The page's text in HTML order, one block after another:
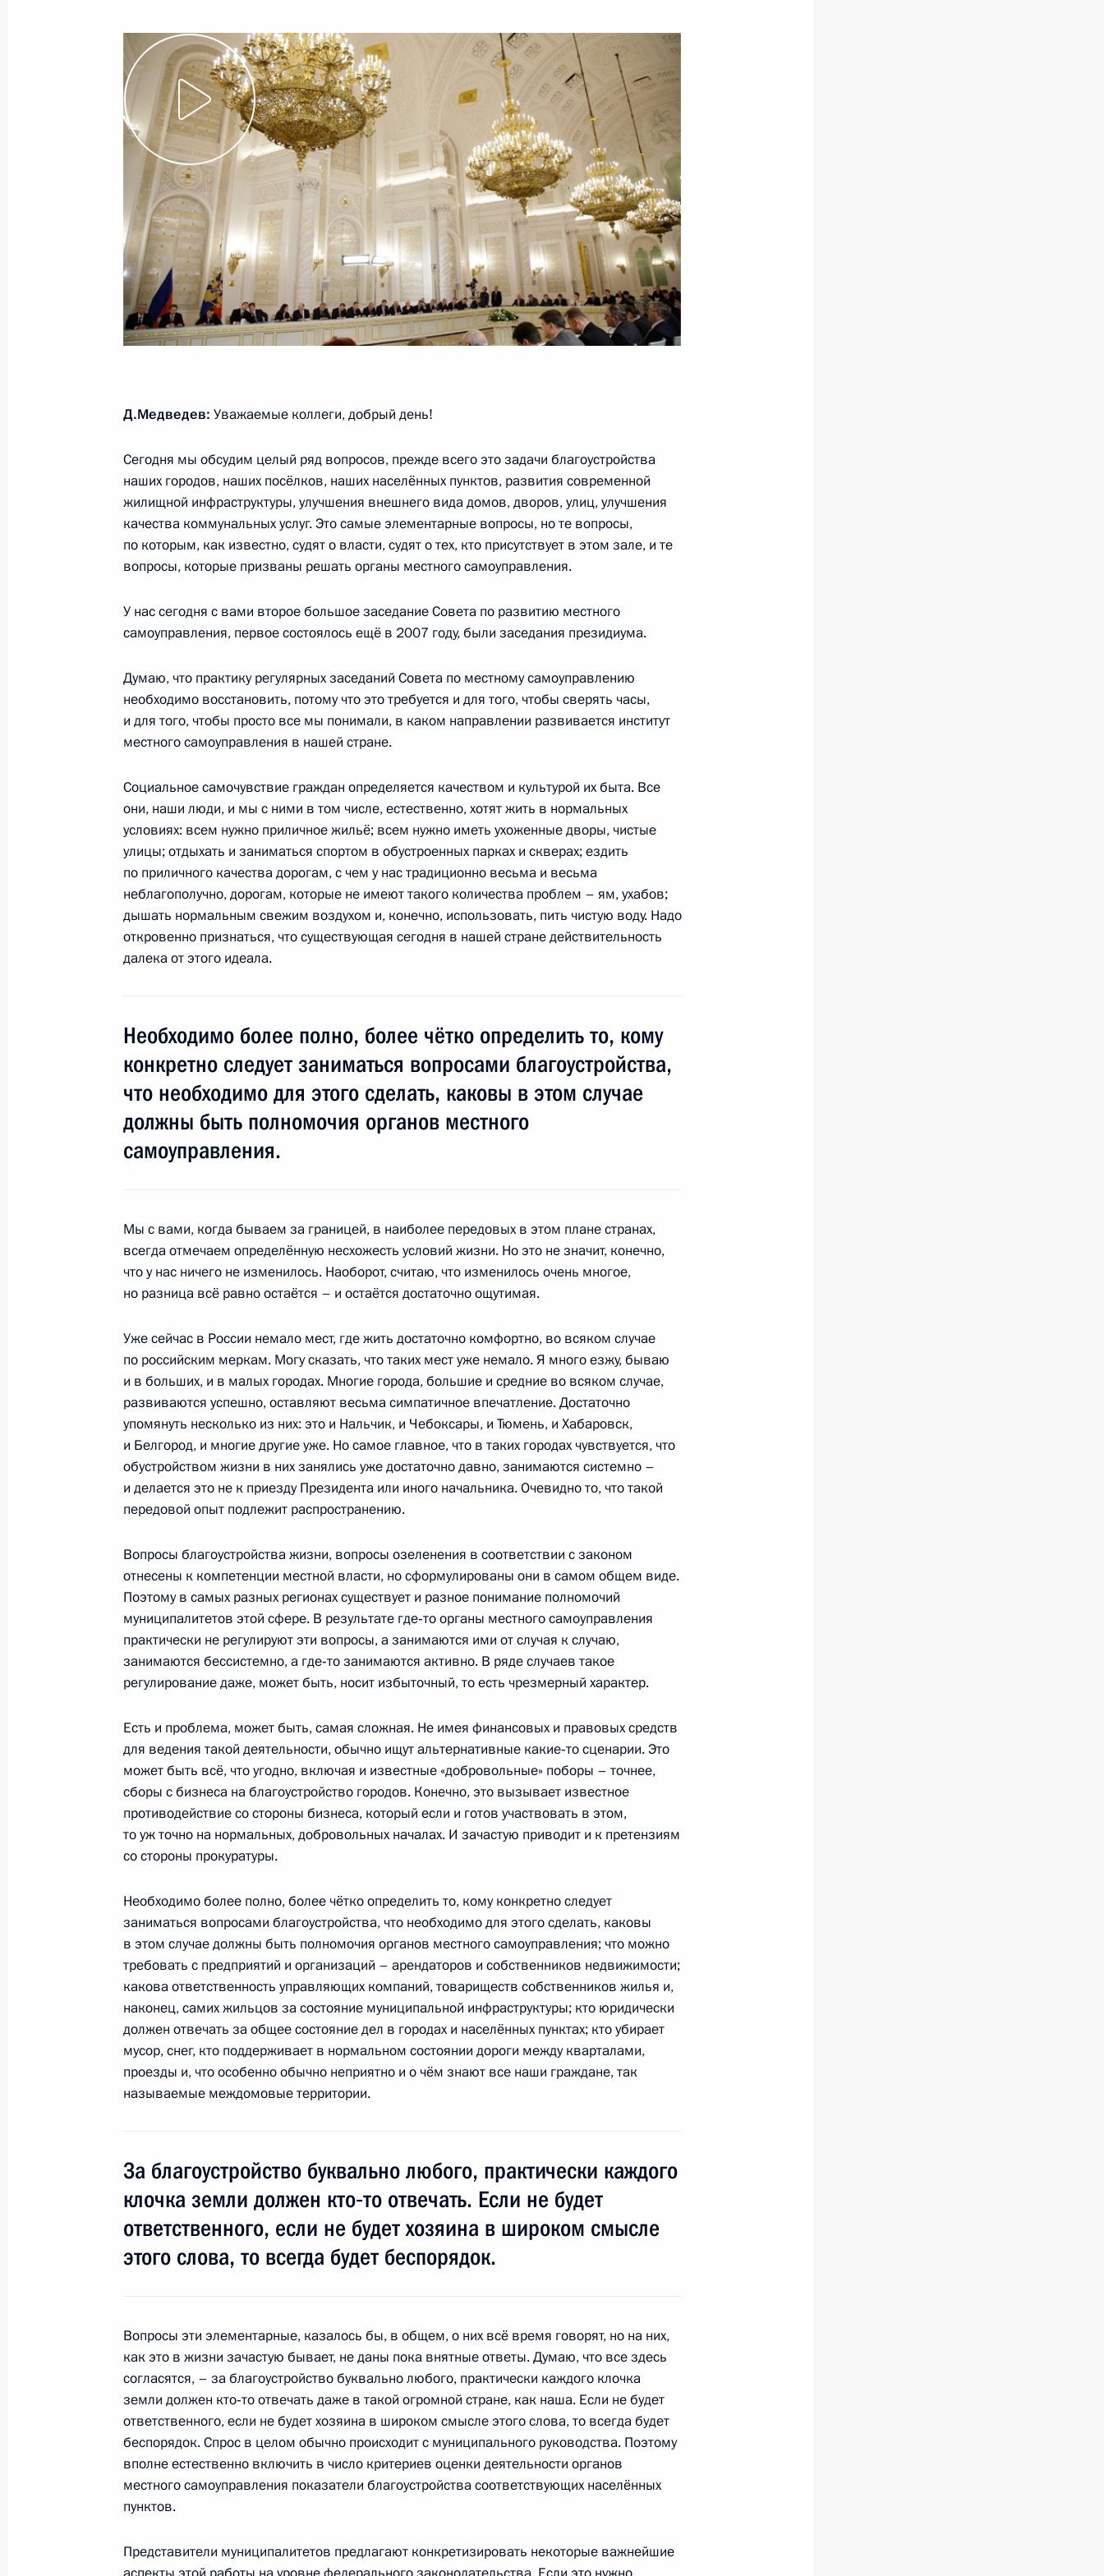
Показать следующие материалы
Опубликовано обращение Дмитрия Медведева к читателям
кипрской газеты «Филэлефтерос»
7 октября 2010 года, 10:00
6 октября 2010 года, среда
Начало встречи с Премьер-министром Алжира Ахмедом Уяхьей
6 октября 2010 года, 21:50 Алжир
Начало встречи с Председателем Совета нации Абделькадером
Бенсалахом
1
Ответы на вопросы журналистов по итогам российско-алжирских
6 октября 2010 года, 20:00 Алжир
1
Выступление на церемонии вручения наград победителям
конкурса «Учитель года России – 2010»
1
Стенографический отчёт о встрече с лауреатами конкурса
«Учитель года России – 2010»
5 октября 2010 года, 18:00
Рабочая встреча с губернатором Костромской области Игорем
Слюняевым
5 октября 2010 года, 17:00 Москва, Кремль
1
5 октября 2010 года, 14:40 Москва, Кремль
4 октября 2010 года, понедельник
Совместная пресс-конференция с Президентом Украины
Виктором Януковичем по итогам Первого российско-украинского
межрегионального экономического форума
4 октября 2010 года, 17:00 Геленджик
Начало заседания Первого российско-украинского
межрегионального экономического форума
3 октября 2010 года, воскресенье
Бессмысленная полоса напряжения в отношениях с Белоруссией
обязательно закончится
3 октября 2010 года, 21:45
1 октября 2010 года, пятница
Вступительное слово на заседании Совета Безопасности
1 октября 2010 года, 15:00 Московская область, Горки
Забота о пожилых людях – приоритет государства и всего
общества
1 октября 2010 года, 00:05
30 сентября 2010 года, четверг
Встреча с председателем правления компании «ИНТЕР РАО ЕЭС»
Борисом Ковальчуком
29 сентября 2010 года, среда
Выступление на церемонии открытия магистрального
газопровода Соболево – Петропавловск-Камчатский
1
28 сентября 2010 года, вторник
Ответы на вопросы журналистов по завершении визита в Китай
28 сентября 2010 года, 15:00 Шанхай
Начало встречи с Заместителем Председателя Китайской
Народной Республики Си Цзиньпином
1
Д.Медведев: Уважаемые коллеги, добрый день!
Сегодня мы обсудим целый ряд вопросов, прежде всего это задачи благоустройства
наших городов, наших посёлков, наших населённых пунктов, развития современной
жилищной инфраструктуры, улучшения внешнего вида домов, дворов, улиц, улучшения
качества коммунальных услуг. Это самые элементарные вопросы, но те вопросы,
по которым, как известно, судят о власти, судят о тех, кто присутствует в этом зале, и те
вопросы, которые призваны решать органы местного самоуправления.
У нас сегодня с вами второе большое заседание Совета по развитию местного
самоуправления, первое состоялось ещё в 2007 году, были заседания президиума.
Думаю, что практику регулярных заседаний Совета по местному самоуправлению
необходимо восстановить, потому что это требуется и для того, чтобы сверять часы,
и для того, чтобы просто все мы понимали, в каком направлении развивается институт
местного самоуправления в нашей стране.
Социальное самочувствие граждан определяется качеством и культурой их быта. Все
они, наши люди, и мы с ними в том числе, естественно, хотят жить в нормальных
условиях: всем нужно приличное жильё; всем нужно иметь ухоженные дворы, чистые
улицы; отдыхать и заниматься спортом в обустроенных парках и скверах; ездить
по приличного качества дорогам, с чем у нас традиционно весьма и весьма
неблагополучно, дорогам, которые не имеют такого количества проблем – ям, ухабов;
дышать нормальным свежим воздухом и, конечно, использовать, пить чистую воду. Надо
откровенно признаться, что существующая сегодня в нашей стране действительность
далека от этого идеала.
Необходимо более полно, более чётко определить то, кому
конкретно следует заниматься вопросами благоустройства,
что необходимо для этого сделать, каковы в этом случае
должны быть полномочия органов местного
самоуправления.
Мы с вами, когда бываем за границей, в наиболее передовых в этом плане странах,
всегда отмечаем определённую несхожесть условий жизни. Но это не значит, конечно,
что у нас ничего не изменилось. Наоборот, считаю, что изменилось очень многое,
но разница всё равно остаётся – и остаётся достаточно ощутимая.
Уже сейчас в России немало мест, где жить достаточно комфортно, во всяком случае
по российским меркам. Могу сказать, что таких мест уже немало. Я много езжу, бываю
и в больших, и в малых городах. Многие города, большие и средние во всяком случае,
развиваются успешно, оставляют весьма симпатичное впечатление. Достаточно
упомянуть несколько из них: это и Нальчик, и Чебоксары, и Тюмень, и Хабаровск,
и Белгород, и многие другие уже. Но самое главное, что в таких городах чувствуется, что
обустройством жизни в них занялись уже достаточно давно, занимаются системно –
и делается это не к приезду Президента или иного начальника. Очевидно то, что такой
передовой опыт подлежит распространению.
Вопросы благоустройства жизни, вопросы озеленения в соответствии с законом
отнесены к компетенции местной власти, но сформулированы они в самом общем виде.
Поэтому в самых разных регионах существует и разное понимание полномочий
муниципалитетов этой сфере. В результате где‑то органы местного самоуправления
практически не регулируют эти вопросы, а занимаются ими от случая к случаю,
занимаются бессистемно, а где‑то занимаются активно. В ряде случаев такое
регулирование даже, может быть, носит избыточный, то есть чрезмерный характер.
Есть и проблема, может быть, самая сложная. Не имея финансовых и правовых средств
для ведения такой деятельности, обычно ищут альтернативные какие‑то сценарии. Это
может быть всё, что угодно, включая и известные «добровольные» поборы – точнее,
сборы с бизнеса на благоустройство городов. Конечно, это вызывает известное
противодействие со стороны бизнеса, который если и готов участвовать в этом,
то уж точно на нормальных, добровольных началах. И зачастую приводит и к претензиям
со стороны прокуратуры.
Необходимо более полно, более чётко определить то, кому конкретно следует
заниматься вопросами благоустройства, что необходимо для этого сделать, каковы
в этом случае должны быть полномочия органов местного самоуправления; что можно
требовать с предприятий и организаций – арендаторов и собственников недвижимости;
какова ответственность управляющих компаний, товариществ собственников жилья и,
наконец, самих жильцов за состояние муниципальной инфраструктуры; кто юридически
должен отвечать за общее состояние дел в городах и населённых пунктах; кто убирает
мусор, снег, кто поддерживает в нормальном состоянии дороги между кварталами,
проезды и, что особенно обычно неприятно и о чём знают все наши граждане, так
называемые междомовые территории.
За благоустройство буквально любого, практически каждого
клочка земли должен кто‑то отвечать. Если не будет
ответственного, если не будет хозяина в широком смысле
этого слова, то всегда будет беспорядок.
Вопросы эти элементарные, казалось бы, в общем, о них всё время говорят, но на них,
как это в жизни зачастую бывает, не даны пока внятные ответы. Думаю, что все здесь
согласятся, – за благоустройство буквально любого, практически каждого клочка
земли должен кто‑то отвечать даже в такой огромной стране, как наша. Если не будет
ответственного, если не будет хозяина в широком смысле этого слова, то всегда будет
беспорядок. Спрос в целом обычно происходит с муниципального руководства. Поэтому
вполне естественно включить в число критериев оценки деятельности органов
местного самоуправления показатели благоустройства соответствующих населённых
пунктов.
Представители муниципалитетов предлагают конкретизировать некоторые важнейшие